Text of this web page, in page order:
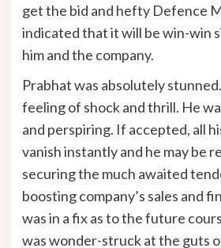
get the bid and hefty Defence
indicated that it will be win-win
him and the company.
Prabhat was absolutely
feeling of shock and thrill. He
and perspiring. If accepted, all
vanish instantly and he may be
securing the much awaited
boosting company’s sales and
was in a fix as to the future
was wonder-struck at the guts